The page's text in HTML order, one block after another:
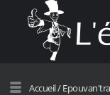
Accueil/